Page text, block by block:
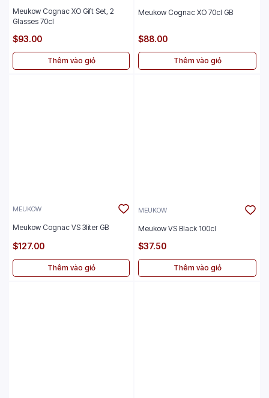
Meukow Cognac XO Gift Set, 2
Glasses 70cl
$93.00
Thêm vào giỏ
Meukow Cognac XO 70cl GB
$88.00
Thêm vào giỏ
MEUKOW
Meukow Cognac VS 3liter GB
$127.00
Thêm vào giỏ
MEUKOW
Meukow VS Black 100cl
$37.50
Thêm vào giỏ